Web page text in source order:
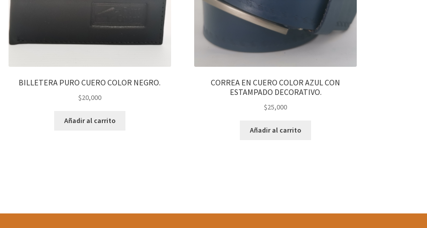
BILLETERA PURO CUERO COLOR NEGRO.
$20,000
Añadir al carrito
CORREA EN CUERO COLOR AZUL CON
ESTAMPADO DECORATIVO.
$25,000
Añadir al carrito